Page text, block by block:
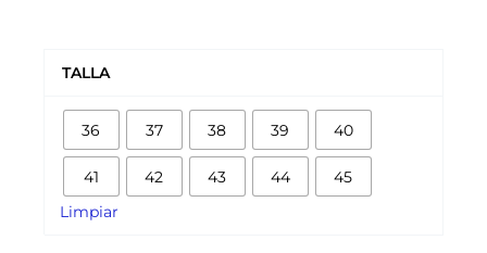
TALLA
36 37 38 39 40
41 42 43 44 45
Limpiar
GOLDENROD
cantidad